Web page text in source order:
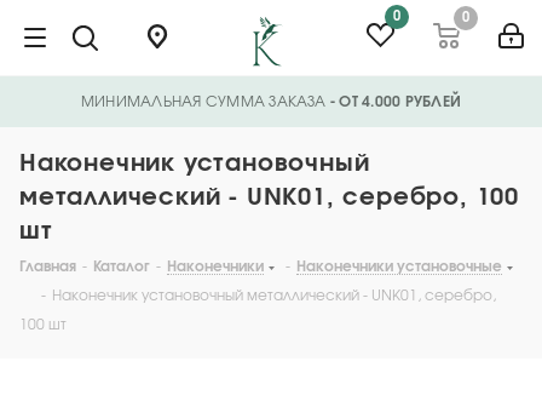
0 0
МИНИМАЛЬНАЯ СУММА ЗАКАЗА - ОТ 4.000 РУБЛЕЙ
Наконечник установочный
металлический - UNK01, серебро, 100
шт
Главная - Каталог - Наконечники - Наконечники установочные
- Наконечник установочный металлический - UNK01, серебро,
100 шт